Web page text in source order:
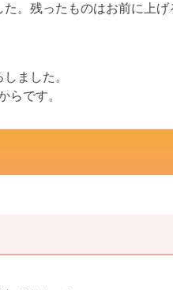
。残ったものはお前に上げ
ました。
らです。